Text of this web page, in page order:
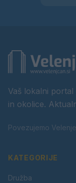
Vaš lokalni portal
in okolice.
Povezujemo
KATEGORIJE
Družba